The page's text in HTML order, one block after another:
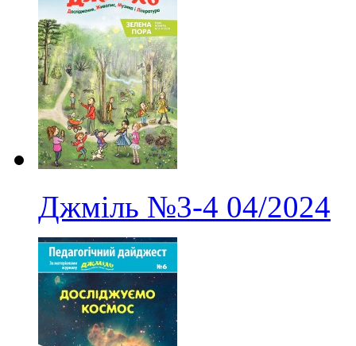
Джміль №3-4 04/2024